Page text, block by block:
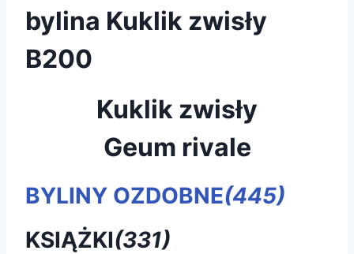
bylina Kuklik zwisły
B200
Kuklik zwisły
Geum rivale
BYLINY OZDOBNE(445)
KSIĄŻKI(331)